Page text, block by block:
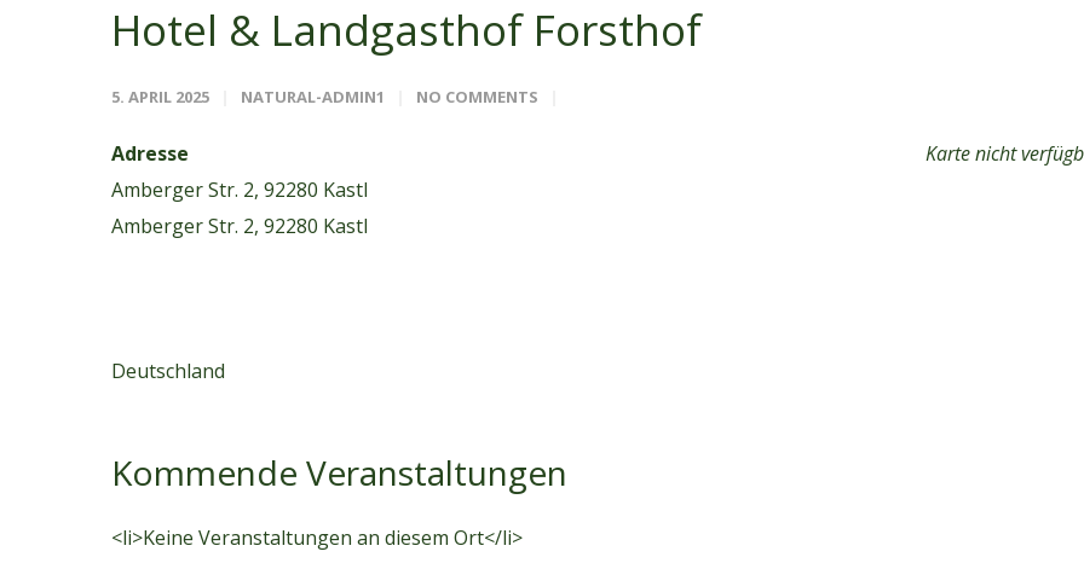
Hotel & Landgasthof Forsthof
5. APRIL 2025 NATURAL-ADMIN1 NO COMMENTS
Karte nicht
Adresse
Amberger Str. 2, 92280 Kastl
Amberger Str. 2, 92280 Kastl
Deutschland
Kommende Veranstaltungen
<li>Keine Veranstaltungen an diesem Ort</li>